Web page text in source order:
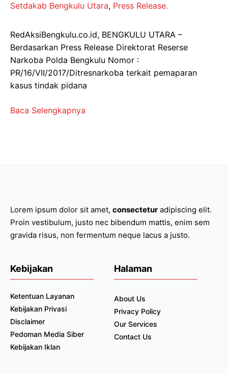
Setdakab Bengkulu Utara, Press Release.
RedAksiBengkulu.co.id, BENGKULU UTARA –
Berdasarkan Press Release Direktorat Reserse
Narkoba Polda Bengkulu Nomor :
PR/16/VII/2017/Ditresnarkoba terkait pemaparan
kasus tindak pidana
Baca Selengkapnya
Lorem ipsum dolor sit amet, consectetur adipiscing elit.
Proin vestibulum, justo nec bibendum mattis, enim sem
gravida risus, non fermentum neque lacus a justo.
Kebijakan
Ketentuan Layanan
Kebijakan Privasi
Disclaimer
Pedoman Media Siber
Kebijakan Iklan
Halaman
About Us
Privacy Policy
Our Services
Contact Us